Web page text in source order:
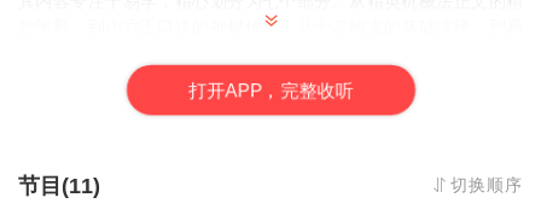
妙阐释，到小六壬口诀的神秘传承；从十二地支的基础演绎，到易
面相学的独特见解，以及易经智慧三十六计的巧妙应用，全方位呈
现易学的深邃世界，构建起一座系统且丰富的知识殿堂。
奇、刚刚踏入这片神秘领域的新手，还是那些有志于在占卜之术、
面相学等具体分支深入挖掘、不断精进，进而提升自我认知与洞见
打开APP，完整收听
节目(11) 切换顺序